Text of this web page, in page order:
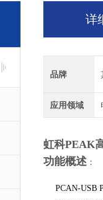
详
品牌
应用领域
虹科PEAK
功能概述 ：
PCAN-USB